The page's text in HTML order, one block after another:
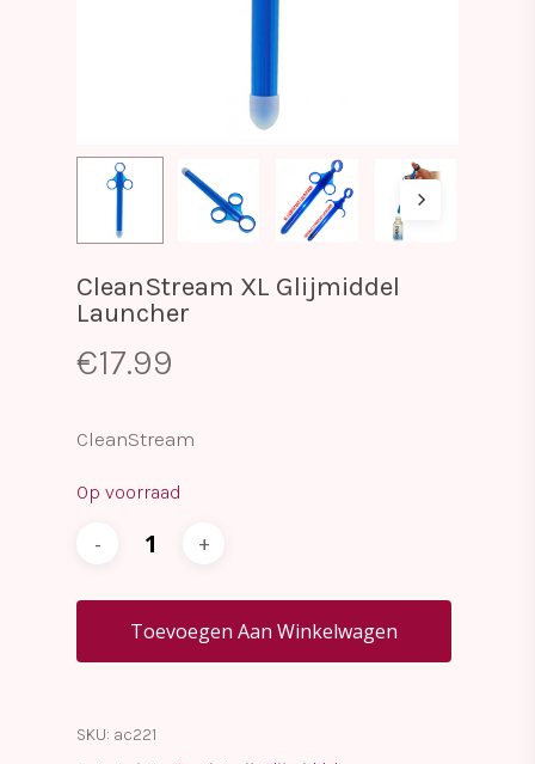
CleanStream XL Glijmiddel
Launcher
€17.99
CleanStream
Op voorraad
Toevoegen Aan Winkelwagen
SKU: ac221